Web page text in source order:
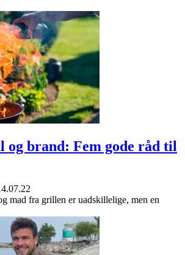
og brand: Fem gode råd til
mad fra grillen er uadskillelige, men en